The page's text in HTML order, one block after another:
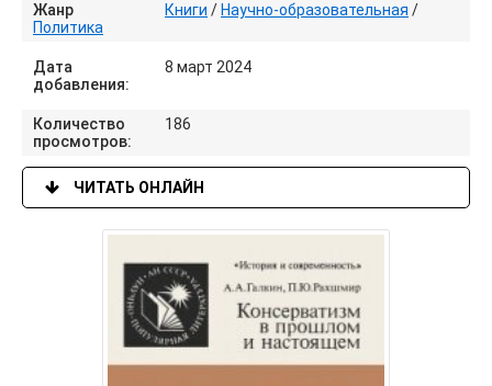
Жанр Книги / Научно-образовательная /
Политика
Дата
добавления:
8 март 2024
Количество
просмотров:
186
ЧИТАТЬ ОНЛАЙН